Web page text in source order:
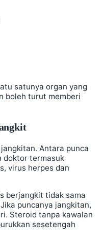
satunya organ yang
boleh turut memberi
Antara punca
doktor termasuk
virus herpes dan
berjangkit tidak sama
puncanya jangkitan,
Steroid tanpa kawalan
sesetengah